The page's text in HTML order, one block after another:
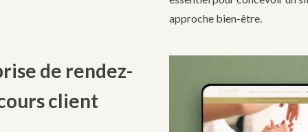
approche bien-être.
de rendez-
client